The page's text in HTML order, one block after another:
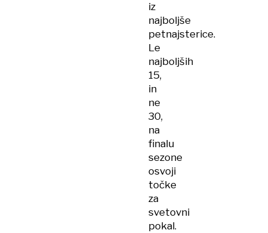
iz
najboljše
petnajsterice.
Le
najboljših
15,
in
ne
30,
na
finalu
sezone
osvoji
točke
za
svetovni
pokal.